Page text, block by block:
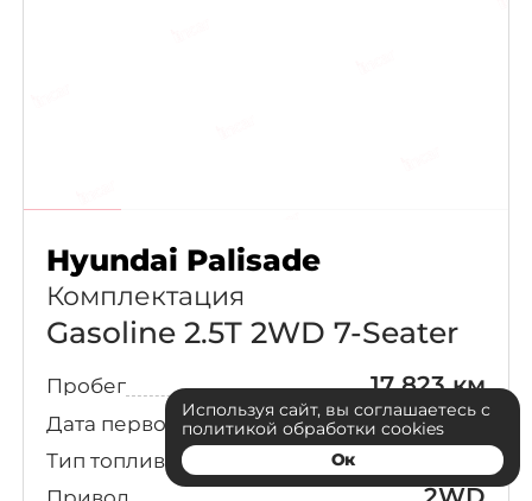
Hyundai Palisade
Комплектация
Gasoline 2.5T 2WD 7-Seater
Пробег 17 823 км
Дата первой регистрации 11.04.2025
Тип топлива
Используя сайт, вы соглашаетесь с
политикой обработки cookies
Ок